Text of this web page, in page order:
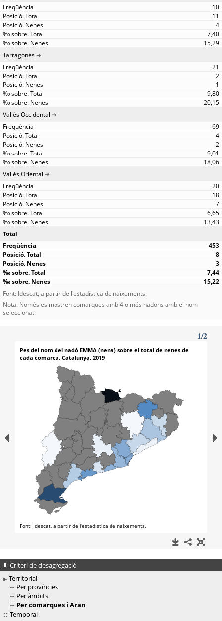
10
11
4
7,40
15,29
Tarragonès
21
2
1
9,80
20,15
Vallès Occidental
69
4
2
9,01
18,06
Vallès Oriental
20
18
7
6,65
13,43
Total
453
8
3
7,44
15,22
Font: Idescat, a partir de l'estadística de naixements.
Nota: Només es mostren comarques amb 4 o més nadons amb el nom
seleccionat.
Criteri de desagregació
Territorial
Per províncies
Per àmbits
Per comarques i Aran
Temporal